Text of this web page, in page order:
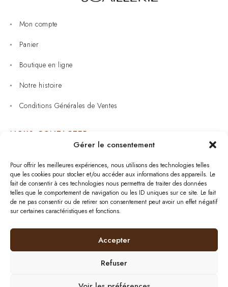
Gérer le consentement
Pour offrir les meilleures expériences, nous utilisons des technologies telles
que les cookies pour stocker et/ou accéder aux informations des appareils. Le
fait de consentir à ces technologies nous permettra de traiter des données
telles que le comportement de navigation ou les ID uniques sur ce site. Le fait
de ne pas consentir ou de retirer son consentement peut avoir un effet négatif
sur certaines caractéristiques et fonctions.
Accepter
Refuser
Mon compte
Panier
Boutique en ligne
Notre histoire
Conditions Générales de Ventes
NOUS CONTACTER
Bijouterie : 05 53 53 64 11
Mardi au Samedi: 09:00 - 19:00
bijouterie.lavergne@orange.fr
| © 2024BurdiWeb